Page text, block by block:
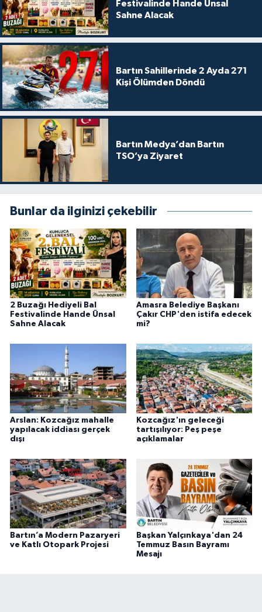
Festivalinde Hande Ünsal
Sahne Alacak
Bartın Sahillerinde 2 Ayda 271
Kişi Ölümden Döndü
Bartın Medya’dan Bartın
TSO’ya Ziyaret
Bunlar da ilginizi çekebilir
2 Buzağı Hediyeli Bal
Festivalinde Hande Ünsal
Sahne Alacak
Amasra Belediye Başkanı
Çakır CHP'den istifa edecek
mi?
Arslan: Kozcağız mahalle
yapılacak iddiası gerçek
dışı
Kozcağız'ın geleceği
tartışılıyor: Peş peşe
açıklamalar
Bartın’a Modern Pazaryeri
ve Katlı Otopark Projesi
Başkan Yalçınkaya'dan 24
Temmuz Basın Bayramı
Mesajı